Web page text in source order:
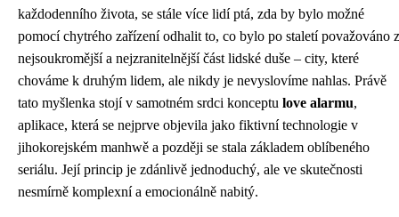
každodenního života, se stále více lidí ptá, zda by bylo možné
pomocí chytrého zařízení odhalit to, co bylo po staletí považováno
nejsoukromější a nejzranitelnější část lidské duše – city, které
chováme k druhým lidem, ale nikdy je nevyslovíme nahlas. Právě
tato myšlenka stojí v samotném srdci konceptu love alarmu,
aplikace, která se nejprve objevila jako fiktivní technologie v
jihokorejském manhwě a později se stala základem oblíbeného
seriálu. Její princip je zdánlivě jednoduchý, ale ve skutečnosti
nesmírně komplexní a emocionálně nabitý.